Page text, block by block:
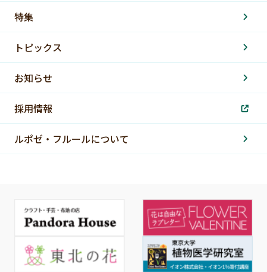
特集
トピックス
お知らせ
採用情報
ルポゼ・フルールについて